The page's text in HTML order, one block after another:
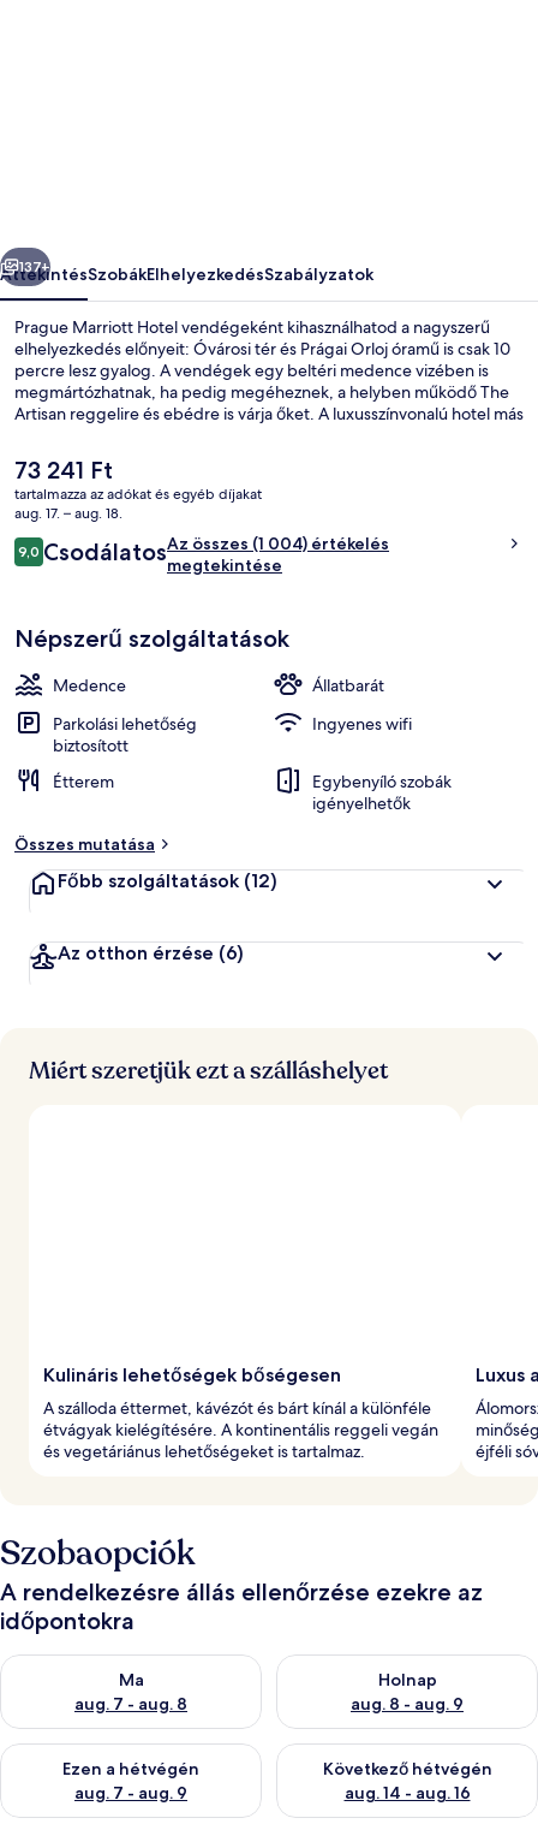
Következő
137+
ÁttekintésSzobákElhelyezkedésSzabályzatok
Prague Marriott Hotel vendégeként kihasználhatod a nagyszerű
elhelyezkedés előnyeit: Óvárosi tér és Prágai Orloj óramű is csak 10
percre lesz gyalog. A vendégek egy beltéri medence vizében is
megmártózhatnak, ha pedig megéheznek, a helyben működő The
Artisan reggelire és ebédre is várja őket. A luxusszínvonalú hotel más
tartó fitneszterem és fitneszlétesítmény. Más utazók kiemelkedően
jónak tartják a hely következó jellemzőit: segítőkész személyzet.
Rövid sétával megközelíthető a tömegközlekedés: Masarykovo
Nádraží villamosmegálló csak pár lépés, Náměstí Republiky
metróállomás pedig 3 perc séta.
A
jelenlegi
ár
73 241 Ft
tartalmazza az adókat és egyéb díjakat
aug. 17. – aug. 18.
Értékelések
9,09,0 ennyiből: 10
CsodálatosAz összes (1 004) értékelés
megtekintése
Népszerű szolgáltatások
Medence
Állatbarát
Parkolási lehetőség
biztosított
Ingyenes wifi
Étterem
Egybenyíló szobák
igényelhetők
Összes mutatása
Főbb szolgáltatások (12)
Az otthon érzése (6)
Miért szeretjük ezt a szálláshelyet
Kulináris lehetőségek bőségesen
A szálloda éttermet, kávézót és bárt kínál a különféle
étvágyak kielégítésére. A kontinentális reggeli vegán
és vegetáriánus lehetőségeket is tartalmaz.
Luxus
éjféli
Szobaopciók
A rendelkezésre állás ellenőrzése ezekre az
időpontokra
Ma
aug. 7 - aug. 8
A ma esti rendelkezésre állás ellenőrzése: aug. 7 - aug. 8
Holnap
aug. 8 - aug. 9
A holnapi rendelkezésre állás
Ezen a hétvégén
aug. 7 - aug. 9
A mostani hétvégi rendelkezésre állás ellenőrzése: aug. 7 -
Következő hétvégén
aug. 14 - aug. 16
A következő hétvégi